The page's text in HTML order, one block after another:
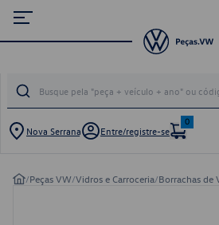
Nova Serrana Entre/registre-se
0
/Peças VW/Vidros e Carroceria/Borrachas de